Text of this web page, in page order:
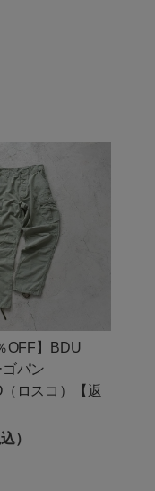
OFF】BDU
パン
ロスコ）【返
）